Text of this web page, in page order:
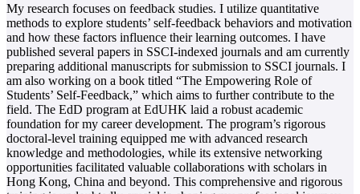
My research focuses on feedback studies. I utilize quantitative
methods to explore students’ self-feedback behaviors and motivation
and how these factors influence their learning outcomes. I have
published several papers in SSCI-indexed journals and am currently
preparing additional manuscripts for submission to SSCI journals. I
am also working on a book titled “The Empowering Role of
Students’ Self-Feedback,” which aims to further contribute to the
field. The EdD program at EdUHK laid a robust academic
foundation for my career development. The program’s rigorous
doctoral-level training equipped me with advanced research
knowledge and methodologies, while its extensive networking
opportunities facilitated valuable collaborations with scholars in
Hong Kong, China and beyond. This comprehensive and rigorous